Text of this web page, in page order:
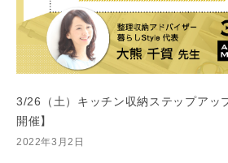
3/26（土）キッチン収納ステップアッ
開催】
2022年3月2日